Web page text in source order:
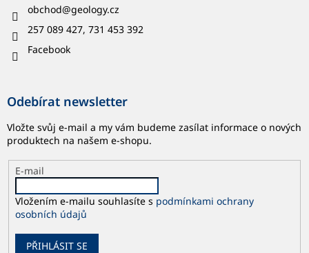
obchod@geology.cz
257 089 427, 731 453 392
Facebook
Odebírat newsletter
Vložte svůj e-mail a my vám budeme zasílat informace o nových
produktech na našem e-shopu.
E-mail
Vložením e-mailu souhlasíte s podmínkami ochrany
osobních údajů
PŘIHLÁSIT SE